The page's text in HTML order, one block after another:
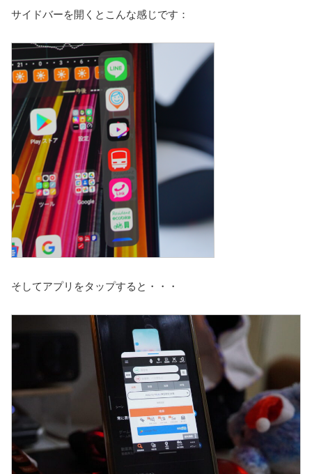
サイドバーを開くとこんな感じです：
そしてアプリをタップすると・・・